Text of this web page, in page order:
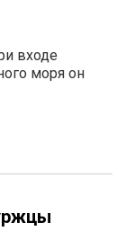
входе
моря он